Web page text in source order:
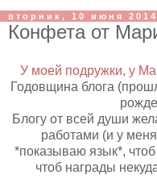
вторник, 10 июня 2014
Конфета от
У моей подружки, у
Годовщина блога
Блогу от всей души
работами (и у
*показываю язык*,
чтоб награды